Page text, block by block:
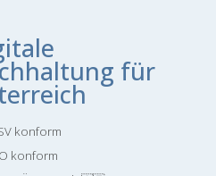
für
konform
konform